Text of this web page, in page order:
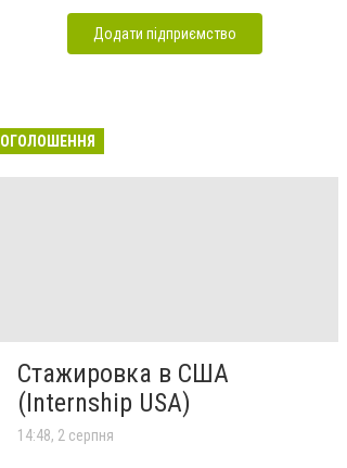
Додати підприємство
ОГОЛОШЕННЯ
Стажировка в США
(Internship USA)
14:48, 2 серпня